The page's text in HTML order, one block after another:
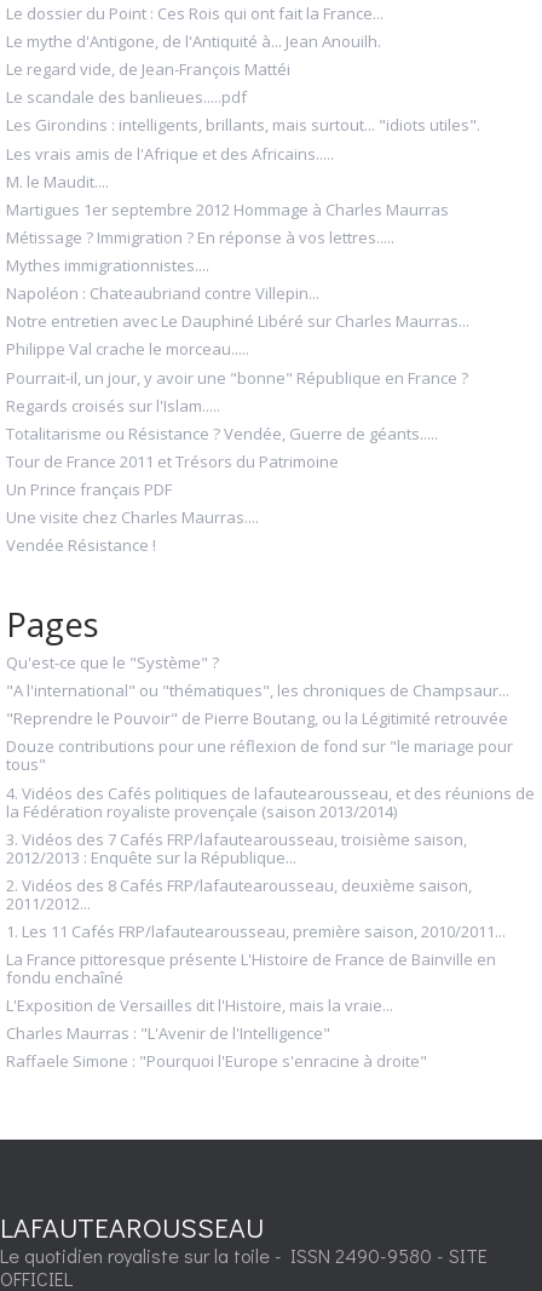
Le dossier du Point : Ces Rois qui ont fait la France...
Le mythe d'Antigone, de l'Antiquité à... Jean Anouilh.
Le regard vide, de Jean-François Mattéi
Le scandale des banlieues.....pdf
Les Girondins : intelligents, brillants, mais surtout... "idiots utiles".
Les vrais amis de l'Afrique et des Africains.....
M. le Maudit....
Martigues 1er septembre 2012 Hommage à Charles Maurras
Métissage ? Immigration ? En réponse à vos lettres.....
Mythes immigrationnistes....
Napoléon : Chateaubriand contre Villepin...
Notre entretien avec Le Dauphiné Libéré sur Charles Maurras...
Philippe Val crache le morceau.....
Pourrait-il, un jour, y avoir une "bonne" République en France ?
Regards croisés sur l'Islam.....
Totalitarisme ou Résistance ? Vendée, Guerre de géants.....
Tour de France 2011 et Trésors du Patrimoine
Un Prince français PDF
Une visite chez Charles Maurras....
Vendée Résistance !
Pages
Qu'est-ce que le "Système" ?
"A l'international" ou "thématiques", les chroniques de Champsaur...
"Reprendre le Pouvoir" de Pierre Boutang, ou la Légitimité retrouvée
Douze contributions pour une réflexion de fond sur "le mariage pour
tous"
4. Vidéos des Cafés politiques de lafautearousseau, et des réunions de
la Fédération royaliste provençale (saison 2013/2014)
3. Vidéos des 7 Cafés FRP/lafautearousseau, troisième saison,
2012/2013 : Enquête sur la République...
2. Vidéos des 8 Cafés FRP/lafautearousseau, deuxième saison,
2011/2012...
1. Les 11 Cafés FRP/lafautearousseau, première saison, 2010/2011...
La France pittoresque présente L'Histoire de France de Bainville en
fondu enchaîné
L'Exposition de Versailles dit l'Histoire, mais la vraie...
Charles Maurras : "L'Avenir de l'Intelligence"
Raffaele Simone : "Pourquoi l'Europe s'enracine à droite"
LAFAUTEAROUSSEAU
Le quotidien royaliste sur la toile - ISSN 2490-9580 - SITE
OFFICIEL